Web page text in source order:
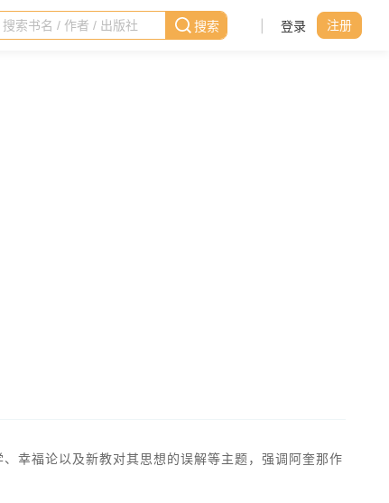
登录 注册
幸福论以及新教对其思想的误解等主题，强调阿奎那作